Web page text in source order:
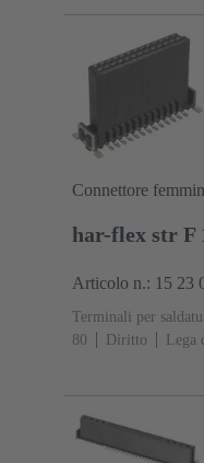
Connettore
har-flex str F
Articolo n.: 15 23
Terminali per
80
Diritto